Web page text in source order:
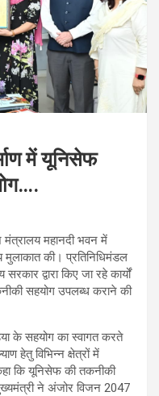
में यूनिसेफ
महानदी भवन में
की। प्रतिनिधिमंडल
द्वारा किए जा रहे कार्यों
सहयोग उपलब्ध कराने की
के सहयोग का स्वागत करते
हेतु विभिन्न क्षेत्रों में
कि यूनिसेफ की तकनीकी
ने अंजोर विजन 2047